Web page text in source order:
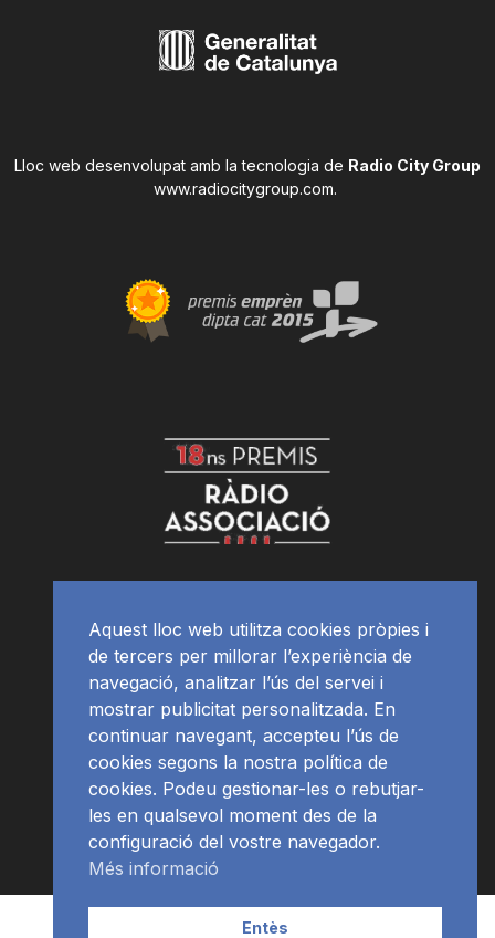
Lloc web desenvolupat amb la tecnologia de Radio City Group
www.radiocitygroup.com.
APP Programació
Aquest lloc web utilitza cookies pròpies i
de tercers per millorar l’experiència de
navegació, analitzar l’ús del servei i
mostrar publicitat personalitzada. En
continuar navegant, accepteu l’ús de
cookies segons la nostra política de
cookies. Podeu gestionar-les o rebutjar-
les en qualsevol moment des de la
configuració del vostre navegador.
Més informació
Entès